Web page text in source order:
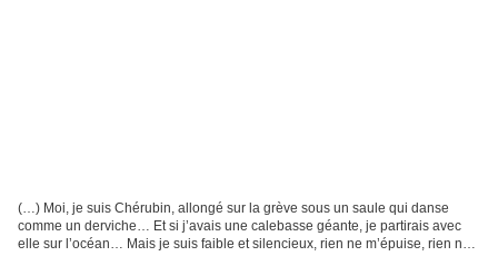
(…) Moi, je suis Chérubin, allongé sur la grève sous un saule qui danse
comme un derviche… Et si j’avais une calebasse géante, je partirais avec
elle sur l’océan… Mais je suis faible et silencieux, rien ne m’épuise, rien ne